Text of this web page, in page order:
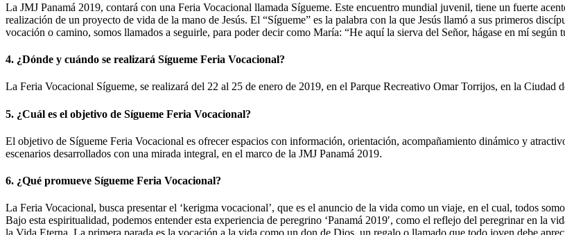
La JMJ Panamá 2019, contará con una Feria Vocacional llamada Sígueme. Este encuentro mundial juvenil, tiene un fuerte
realización de un proyecto de vida de la mano de Jesús. El “Sígueme” es la palabra con la que Jesús llamó a sus primeros
vocación o camino, somos llamados a seguirle, para poder decir como María: “He aquí la sierva del Señor, hágase en mí según
4. ¿Dónde y cuándo se realizará Sígueme Feria Vocacional?
La Feria Vocacional Sígueme, se realizará del 22 al 25 de enero de 2019, en el Parque Recreativo Omar Torrijos, en la Ciudad
5. ¿Cuál es el objetivo de Sígueme Feria Vocacional?
El objetivo de Sígueme Feria Vocacional es ofrecer espacios con información, orientación, acompañamiento dinámico y
escenarios desarrollados con una mirada integral, en el marco de la JMJ Panamá 2019.
6. ¿Qué promueve Sígueme Feria Vocacional?
La Feria Vocacional, busca presentar el ‘kerigma vocacional’, que es el anuncio de la vida como un viaje, en el cual, todos
Bajo esta espiritualidad, podemos entender esta experiencia de peregrino ‘Panamá 2019′, como el reflejo del peregrinar en la